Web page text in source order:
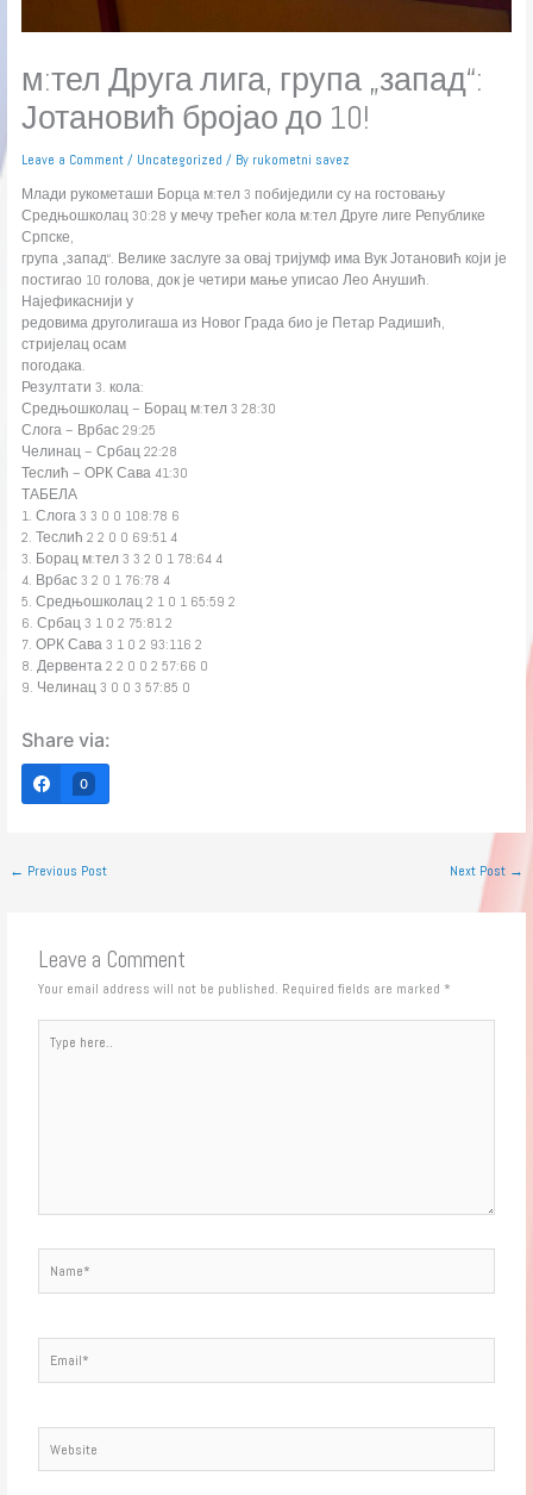
м:тел Друга лига, група „запад“:
Јотановић бројао до 10!
Leave a Comment / Uncategorized / By rukometni savez
Млади рукометаши Борца м:тел 3 побиједили су на гостовању
Средњошколац 30:28 у мечу трећег кола м:тел Друге лиге Републике
Српске,
група „запад“. Велике заслуге за овај тријумф има Вук Јотановић који је
постигао 10 голова, док је четири мање уписао Лео Анушић.
Најефикаснији у
редовима друголигаша из Новог Града био је Петар Радишић,
стријелац осам
погодака.
Резултати 3. кола:
Средњошколац – Борац м:тел 3 28:30
Слога – Врбас 29:25
Челинац – Србац 22:28
Теслић – ОРК Сава 41:30
ТАБЕЛА
1. Слога 3 3 0 0 108:78 6
2. Теслић 2 2 0 0 69:51 4
3. Борац м:тел 3 3 2 0 1 78:64 4
4. Врбас 3 2 0 1 76:78 4
5. Средњошколац 2 1 0 1 65:59 2
6. Србац 3 1 0 2 75:81 2
7. ОРК Сава 3 1 0 2 93:116 2
8. Дервента 2 2 0 0 2 57:66 0
9. Челинац 3 0 0 3 57:85 0
Share via:
0
← Previous Post Next Post →
Leave a Comment
Your email address will not be published. Required fields are marked *
here..